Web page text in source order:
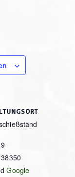
38350
Google